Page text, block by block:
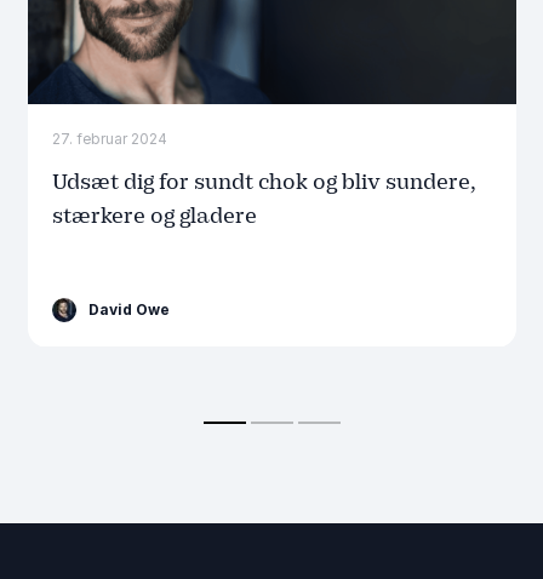
27. februar 2024
Udsæt dig for sundt chok og bliv sundere,
stærkere og gladere
David Owe